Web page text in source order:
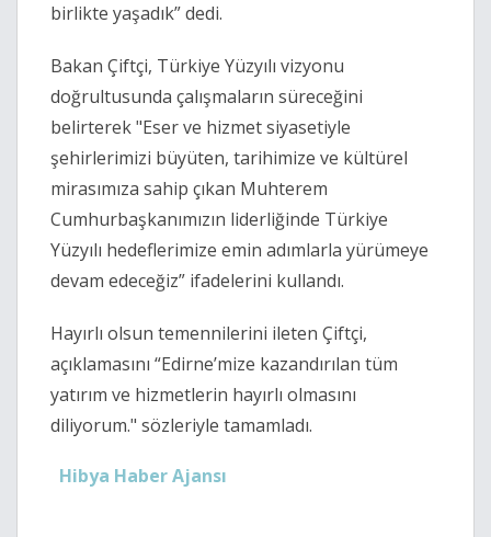
birlikte yaşadık” dedi.
Bakan Çiftçi, Türkiye Yüzyılı vizyonu
doğrultusunda çalışmaların süreceğini
belirterek "Eser ve hizmet siyasetiyle
şehirlerimizi büyüten, tarihimize ve kültürel
mirasımıza sahip çıkan Muhterem
Cumhurbaşkanımızın liderliğinde Türkiye
Yüzyılı hedeflerimize emin adımlarla yürümeye
devam edeceğiz” ifadelerini kullandı.
Hayırlı olsun temennilerini ileten Çiftçi,
açıklamasını “Edirne’mize kazandırılan tüm
yatırım ve hizmetlerin hayırlı olmasını
diliyorum." sözleriyle tamamladı.
Hibya Haber Ajansı